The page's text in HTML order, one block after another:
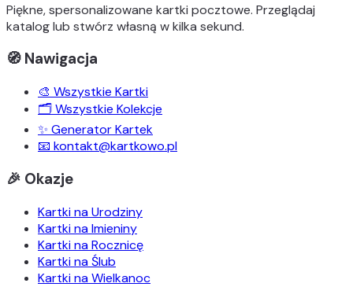
Piękne, spersonalizowane kartki pocztowe. Przeglądaj
katalog lub stwórz własną w kilka sekund.
🧭 Nawigacja
🎨 Wszystkie Kartki
🗂️ Wszystkie Kolekcje
✨ Generator Kartek
📧 kontakt@kartkowo.pl
🎉 Okazje
Kartki na Urodziny
Kartki na Imieniny
Kartki na Rocznicę
Kartki na Ślub
Kartki na Wielkanoc